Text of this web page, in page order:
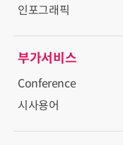
인포그래픽
부가서비스
Conference
시사용어